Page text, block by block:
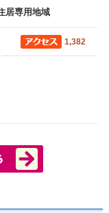
居専用地域
1,382